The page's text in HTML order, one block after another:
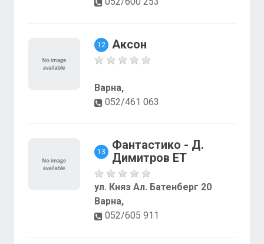
12 Аксон
Варна,
052/461 063
13
Фантастико - Д.
Димитров ЕТ
ул. Княз Ал. Батенберг 20
Варна,
052/605 911